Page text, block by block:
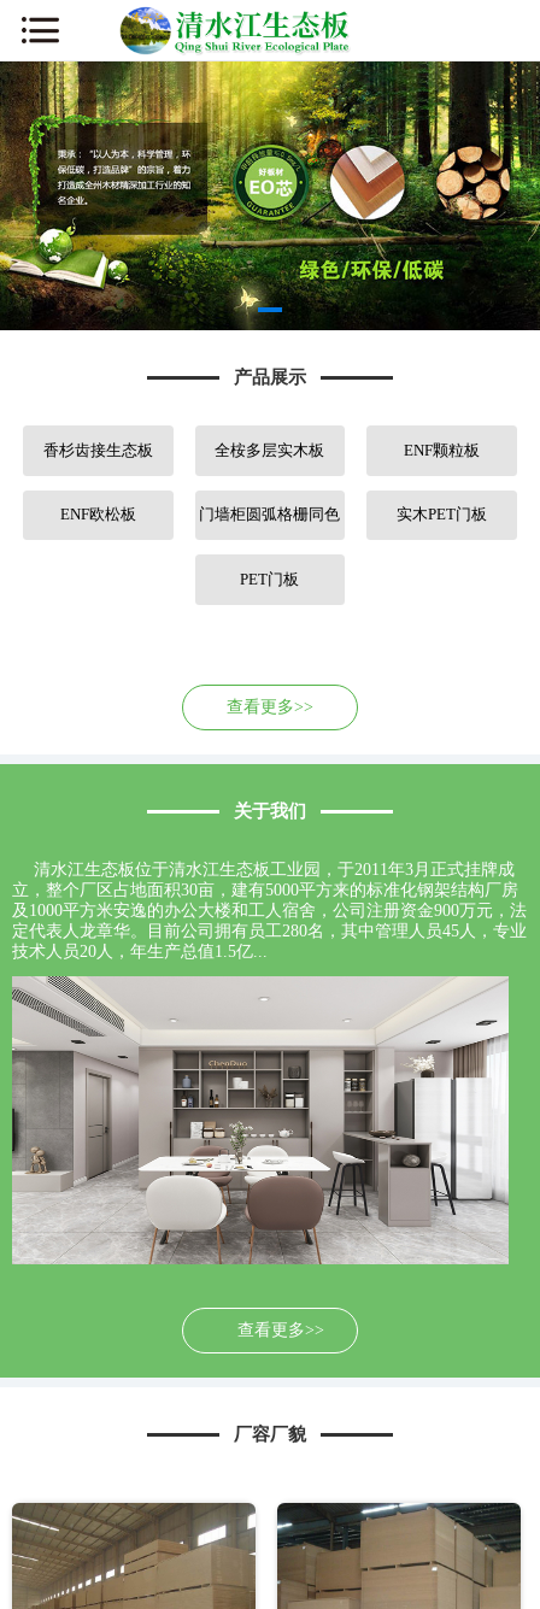
产品展示
香杉齿接生态板 全桉多层实木板 ENF颗粒板
ENF欧松板 门墙柜圆弧格栅同色 实木PET门板
PET门板
查看更多>>
关于我们
清水江生态板位于清水江生态板工业园，于2011年3月正式挂牌成
立，整个厂区占地面积30亩，建有5000平方来的标准化钢架结构厂房
及1000平方米安逸的办公大楼和工人宿舍，公司注册资金900万元，法
定代表人龙章华。目前公司拥有员工280名，其中管理人员45人，专业
技术人员20人，年生产总值1.5亿...
查看更多>>
厂容厂貌
网站首页
公司简介
新闻资讯
产品展示
厂容厂貌
营销网络
人才招聘